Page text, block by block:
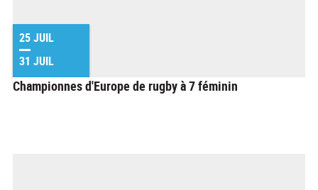
25 JUIL
31 JUIL
Championnes d'Europe de rugby à 7 féminin